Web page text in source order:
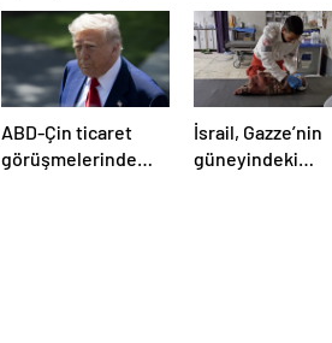
ABD-Çin ticaret
görüşmelerinde
İsrail, Gazze’nin
güneyindeki